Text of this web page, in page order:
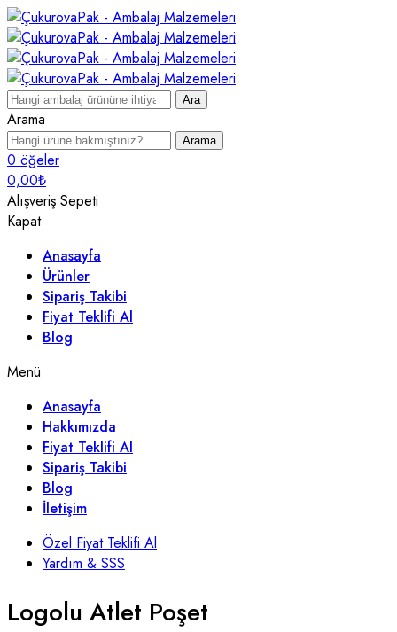
Ara
Arama
Arama
0 öğeler
0,00₺
Alışveriş Sepeti
Kapat
Anasayfa
Ürünler
Sipariş Takibi
Fiyat Teklifi Al
Blog
Menü
Anasayfa
Hakkımızda
Fiyat Teklifi Al
Sipariş Takibi
Blog
İletişim
Özel Fiyat Teklifi Al
Yardım & SSS
Logolu Atlet Poşet